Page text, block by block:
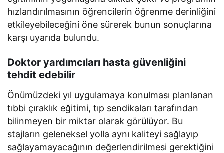
hızlandırılmasının öğrencilerin öğrenme derinliğini
etkileyebileceğini öne sürerek bunun sonuçlarına
karşı uyarıda bulundu.
Doktor yardımcıları hasta güvenliğini
tehdit edebilir
Önümüzdeki yıl uygulamaya konulması planlanan
tıbbi çıraklık eğitimi, tıp sendikaları tarafından
bilinmeyen bir miktar olarak görülüyor. Bu
stajların geleneksel yolla aynı kaliteyi sağlayıp
sağlayamayacağının değerlendirilmesi gerektiğini